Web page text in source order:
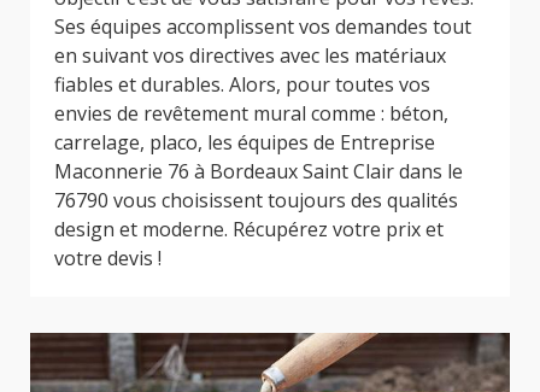
Ses équipes accomplissent vos demandes tout
en suivant vos directives avec les matériaux
fiables et durables. Alors, pour toutes vos
envies de revêtement mural comme : béton,
carrelage, placo, les équipes de Entreprise
Maconnerie 76 à Bordeaux Saint Clair dans le
76790 vous choisissent toujours des qualités
design et moderne. Récupérez votre prix et
votre devis !